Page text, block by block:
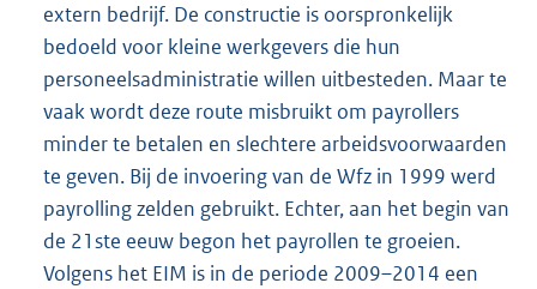
extern bedrijf. De constructie is oorspronkelijk
bedoeld voor kleine werkgevers die hun
personeelsadministratie willen uitbesteden. Maar te
vaak wordt deze route misbruikt om payrollers
minder te betalen en slechtere arbeidsvoorwaarden
te geven. Bij de invoering van de Wfz in 1999 werd
payrolling zelden gebruikt. Echter, aan het begin van
de 21ste eeuw begon het payrollen te groeien.
Volgens het EIM is in de periode 2009–2014 een